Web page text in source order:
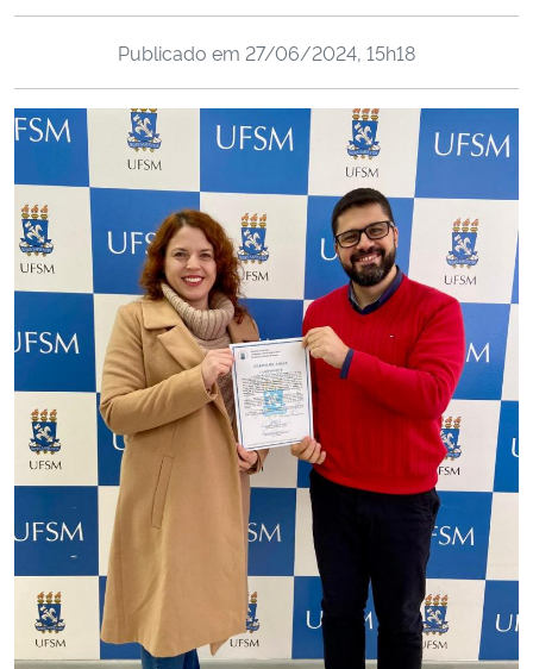
Ministério da Cidadania
Ministério de Minas e Energia
Ministério da Ciência, Tecnologia, Inovações e Comunicações
Ministério do Meio Ambiente
Ministério do Turismo
Ministério do Desenvolvimento Regional
Controladoria-Geral da União
Ministério da Mulher, da Família e dos Direitos Humanos
Secretaria-Geral
Secretaria de Governo
Publicado em 27/06/2024, 15h18